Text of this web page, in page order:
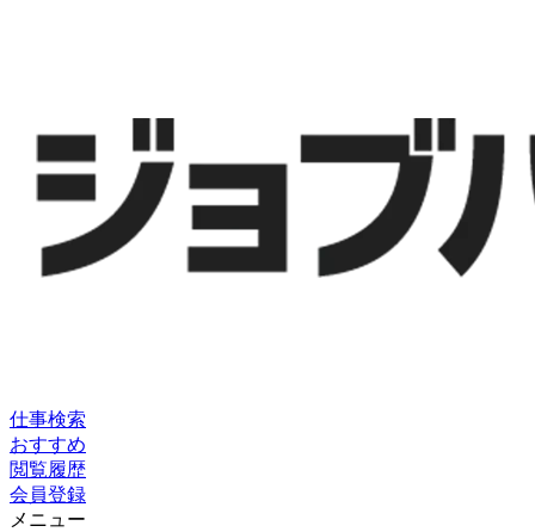
仕事検索
おすすめ
閲覧履歴
会員登録
メニュー